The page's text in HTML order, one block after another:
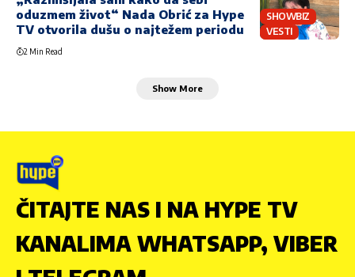
SHOWBIZ
VESTI
oduzmem život“ Nada Obrić za Hype
TV otvorila dušu o najtežem periodu
2 Min Read
Show More
ČITAJTE NAS I NA HYPE TV
KANALIMA WHATSAPP, VIBER